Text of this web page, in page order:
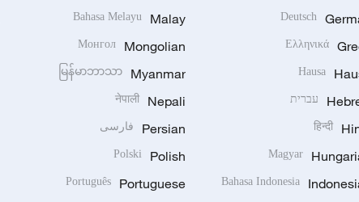
Deutsch
Ελληνικά
Hausa
עברית
हिन्दी
Magyar
Bahasa Indonesia
Malay
Bahasa Melayu
Mongolian
Монгол
Myanmar
မြန်မာဘာသာ
Nepali
नेपाली
Persian فارسی
Polish
Polski
Portuguese
Português